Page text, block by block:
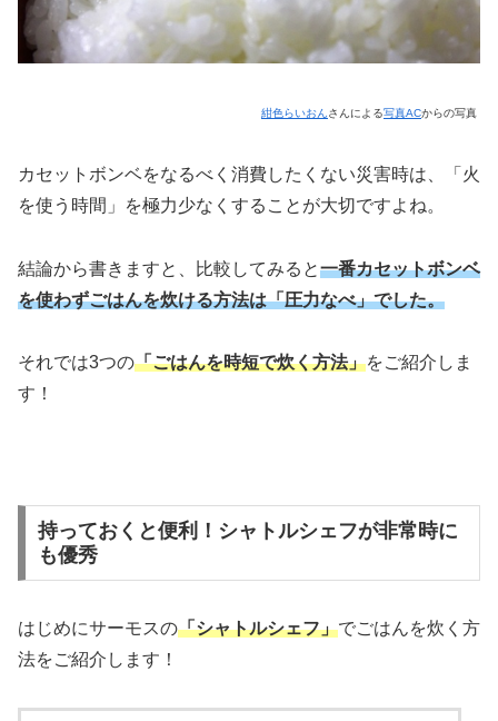
紺色らいおんさんによる写真ACからの写真
カセットボンベをなるべく消費したくない災害時は、「火
を使う時間」を極力少なくすることが大切ですよね。
結論から書きますと、比較してみると一番カセットボンベ
を使わずごはんを炊ける方法は「圧力なべ」でした。
それでは3つの「ごはんを時短で炊く方法」をご紹介しま
す！
持っておくと便利！シャトルシェフが非常時に
も優秀
はじめにサーモスの「シャトルシェフ」でごはんを炊く方
法をご紹介します！